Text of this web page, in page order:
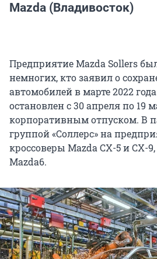
Mazda (Владивосток)
Предприятие Mazda Sollers
немногих, кто заявил о
автомобилей в марте 2022
остановлен с 30 апреля по 19
корпоративным отпуском. В
группой «Соллерс» на
кроссоверы Mazda CX-5 и CX-
Mazda6.